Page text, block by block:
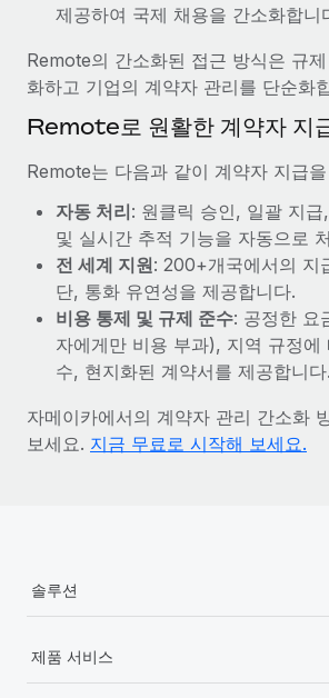
Remote 제품 관련 소식: Gusto 및
Remote의 사명은 모든 규모의 기업이 전 세
장 적합 사람을 찾아 채용 및 관리하고 급여를
입니다. 이를 위해 최근 몇 주 동안 새로운...
자세히 알아보기
Shootsta가 Remote를 통해 네 개의
채용을 확장한 방법
비디오 콘텐츠를 활용한 마케팅이 계속해서 인
에게는 흥미롭고 전문적인 비디오 제작이 어
니다. 그러나 대부분의 회사들은 그렇게 높은 품
제공하여 국제 채용을 간소화합니
Remote의 간소화된 접근 방식은 규
화하고 기업의 계약자 관리를 단순화
Remote로 원활한 계약자 지
Remote는 다음과 같이 계약자 지급
자동 처리: 원클릭 승인, 일괄 지
및 실시간 추적 기능을 자동으로
전 세계 지원: 200+개국에서의 지
단, 통화 유연성을 제공합니다.
비용 통제 및 규제 준수: 공정한 요
자에게만 비용 부과), 지역 규정에
수, 현지화된 계약서를 제공합니다.
자메이카에서의 계약자 관리 간소화
보세요. 지금 무료로 시작해 보세요.
솔루션
제품 서비스